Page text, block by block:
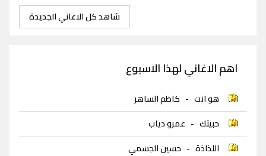
شاهد كل الاغاني الجديدة
اهم الاغاني لهذا الاسبوع
هو انت - كاظم الساهر
حبيتك - عمرو دياب
اللذاذة - حسين الجسمي